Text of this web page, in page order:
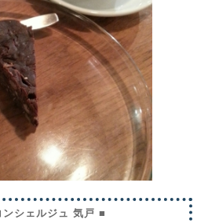
シェルジュ 気戸 ■